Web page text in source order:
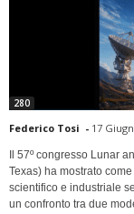
280
Federico Tosi - 17
Il 57º congresso Lunar
Texas) ha mostrato
scientifico e industriale
un confronto tra due